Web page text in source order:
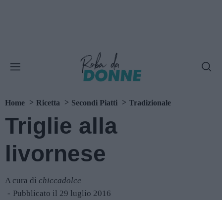
Home Ricetta Secondi Piatti Tradizionale
Triglie alla
livornese
A cura di chiccadolce
Pubblicato il 29 luglio 2016